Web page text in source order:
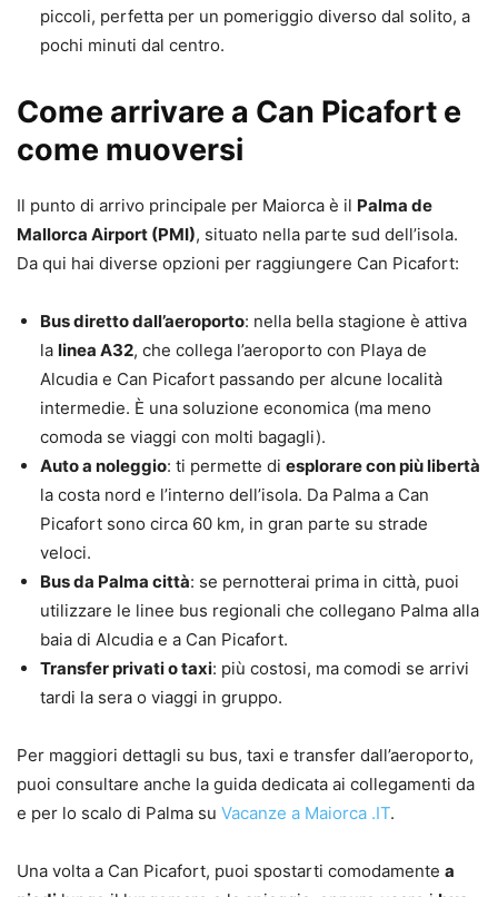
piccoli, perfetta per un pomeriggio diverso dal solito, a
pochi minuti dal centro.
Come arrivare a Can Picafort e
come muoversi
Il punto di arrivo principale per Maiorca è il Palma de
Mallorca Airport (PMI), situato nella parte sud dell’isola.
Da qui hai diverse opzioni per raggiungere Can Picafort:
Bus diretto dall’aeroporto: nella bella stagione è attiva
la linea A32, che collega l’aeroporto con Playa de
Alcudia e Can Picafort passando per alcune località
intermedie. È una soluzione economica (ma meno
comoda se viaggi con molti bagagli).
Auto a noleggio: ti permette di esplorare con più libertà
la costa nord e l’interno dell’isola. Da Palma a Can
Picafort sono circa 60 km, in gran parte su strade
veloci.
Bus da Palma città: se pernotterai prima in città, puoi
utilizzare le linee bus regionali che collegano Palma alla
baia di Alcudia e a Can Picafort.
Transfer privati o taxi: più costosi, ma comodi se arrivi
tardi la sera o viaggi in gruppo.
Per maggiori dettagli su bus, taxi e transfer dall’aeroporto,
puoi consultare anche la guida dedicata ai collegamenti da
e per lo scalo di Palma su Vacanze a Maiorca .IT.
Una volta a Can Picafort, puoi spostarti comodamente a